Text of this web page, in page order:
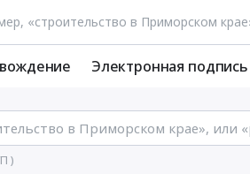
Электронная подпись
)